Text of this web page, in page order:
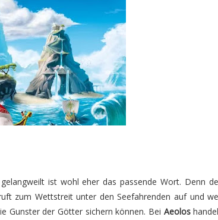
ist wohl eher das passende Wort. Denn
zum Wettstreit unter den Seefahrenden auf und
Gunster der Götter sichern können. Bei Aeolos